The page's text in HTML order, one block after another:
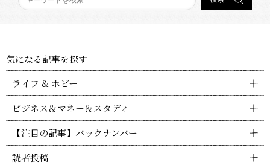
気になる記事を探す
ライフ & ホビー
ビジネス＆マネー＆スタディ
【注目の記事】バックナンバー
読者投稿